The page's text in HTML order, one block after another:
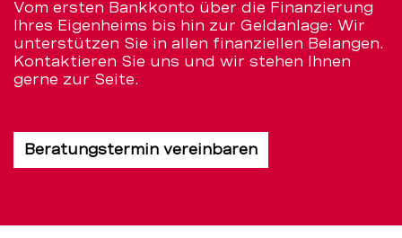
Vom ersten Bankkonto über die Finanzierung
Ihres Eigenheims bis hin zur Geldanlage: Wir
unterstützen Sie in allen finanziellen Belangen.
Kontaktieren Sie uns und wir stehen Ihnen
gerne zur Seite.
Beratungstermin vereinbaren